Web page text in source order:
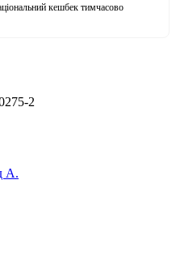
кешбек тимчасово
2
А.